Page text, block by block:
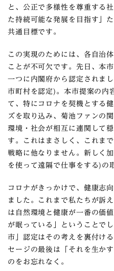
と、公正で多様性を尊重する
た持続可能な発展を目指す」
共通目標です。
この実現のためには、各自治
ことが不可欠です。先日、本
一つに内閣府から認定されま
市町村を認定)。本市提案の内
て、特にコロナを契機とする
ズを取り込み、菊池ファンの
環境・社会が相互に連関して
す。これはまさしく、これま
戦略に他なりません。新しく
を使って遠隔で仕事をする)の
コロナがきっかけで、健康志
ました。これまで私たちが訴
は自然環境と健康が一番の価
が眠っている」ということで
市」認定はその考えを裏付け
セージの最後は「それを生か
のをお忘れなく。